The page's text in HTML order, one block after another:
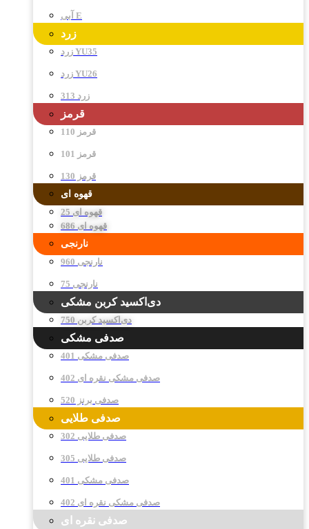
آبی E
زرد
زرد YU35
زرد YU26
زرد 313
قرمز
قرمز 110
قرمز 101
قرمز 130
قهوه ای
قهوه ای 25
قهوه ای 686
نارنجی
نارنجی 960
نارنجی 75
دی‌اکسید کربن مشکی
دی‌اکسید کربن 750
صدفی مشکی
صدفی مشکی 401
صدفی مشکی نقره ای 402
صدفی برنز 520
صدفی طلایی
صدفی طلایی 302
صدفی طلایی 305
صدفی مشکی 401
صدفی مشکی نقره ای 402
صدفی نقره ای